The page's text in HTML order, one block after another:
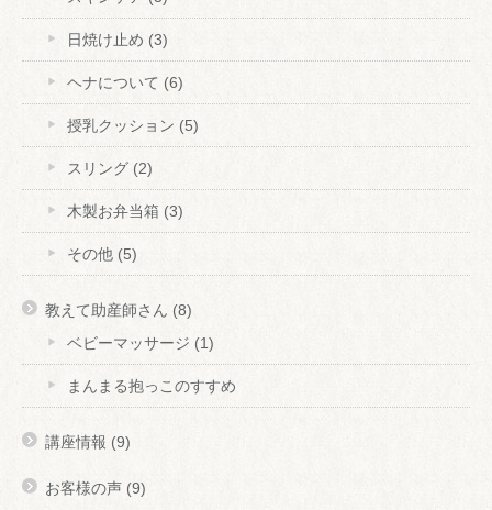
日焼け止め (3)
ヘナについて (6)
授乳クッション (5)
スリング (2)
木製お弁当箱 (3)
その他 (5)
教えて助産師さん (8)
ベビーマッサージ (1)
まんまる抱っこのすすめ
講座情報 (9)
お客様の声 (9)